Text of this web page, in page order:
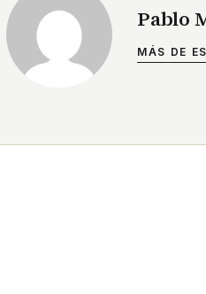
Pablo
MÁS DE